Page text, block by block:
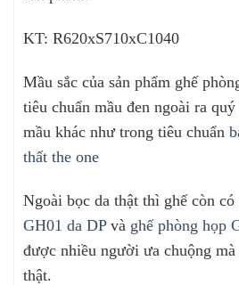
KT: R620xS710xC1040
Mầu sắc của sản phẩm ghế
tiêu chuẩn mầu đen ngoài ra
mầu khác như trong tiêu chuẩn
thất the one
Ngoài bọc da thật thì ghế còn có
GH01 da DPvà ghế phòng họp
được nhiều người ưa chuộng
thật.